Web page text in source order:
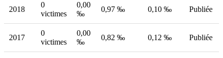
2018
0
victimes
0,00
‰
0,97 ‰ 0,10 ‰ Publiée
2017
0
victimes
0,00
‰
0,82 ‰ 0,12 ‰ Publiée